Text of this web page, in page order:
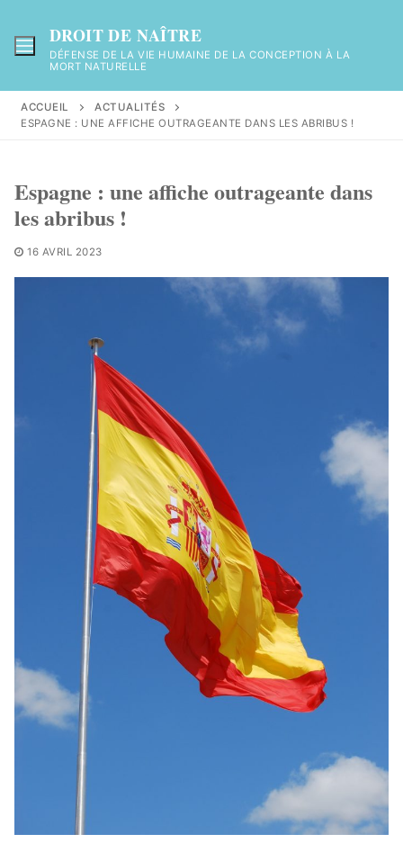
au
contenu
DROIT DE NAÎTRE
DÉFENSE DE LA VIE HUMAINE DE LA CONCEPTION À LA
MORT NATURELLE
ACCUEIL
ACTUALITÉS
ESPAGNE : UNE AFFICHE OUTRAGEANTE DANS LES ABRIBUS !
Espagne : une affiche outrageante dans
les abribus !
16 AVRIL 2023